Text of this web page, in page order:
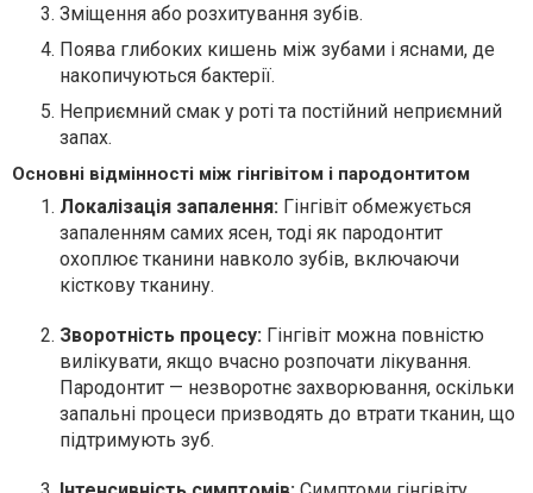
Зміщення або розхитування зубів.
Поява глибоких кишень між зубами і яснами, де
накопичуються бактерії.
Неприємний смак у роті та постійний неприємний
запах.
Основні відмінності між гінгівітом і пародонтитом
Локалізація запалення: Гінгівіт обмежується
запаленням самих ясен, тоді як пародонтит
охоплює тканини навколо зубів, включаючи
кісткову тканину.
Зворотність процесу: Гінгівіт можна повністю
вилікувати, якщо вчасно розпочати лікування.
Пародонтит — незворотнє захворювання, оскільки
запальні процеси призводять до втрати тканин, що
підтримують зуб.